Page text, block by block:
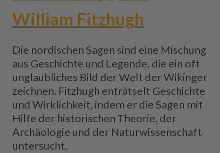
William Fitzhugh
Die nordischen Sagen sind eine Mischung
aus Geschichte und Legende, die ein oft
unglaubliches Bild der Welt der Wikinger
zeichnen. Fitzhugh enträtselt Geschichte
und Wirklichkeit, indem er die Sagen mit
Hilfe der historischen Theorie, der
Archäologie und der Naturwissenschaft
untersucht.